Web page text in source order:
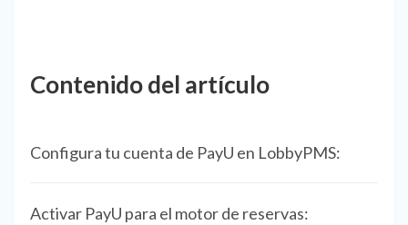
Contenido del artículo
Configura tu cuenta de PayU en LobbyPMS:
Activar PayU para el motor de reservas: